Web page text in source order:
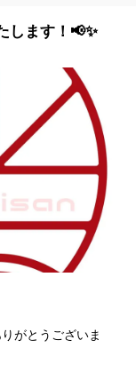
します！📢✨
がとうございま